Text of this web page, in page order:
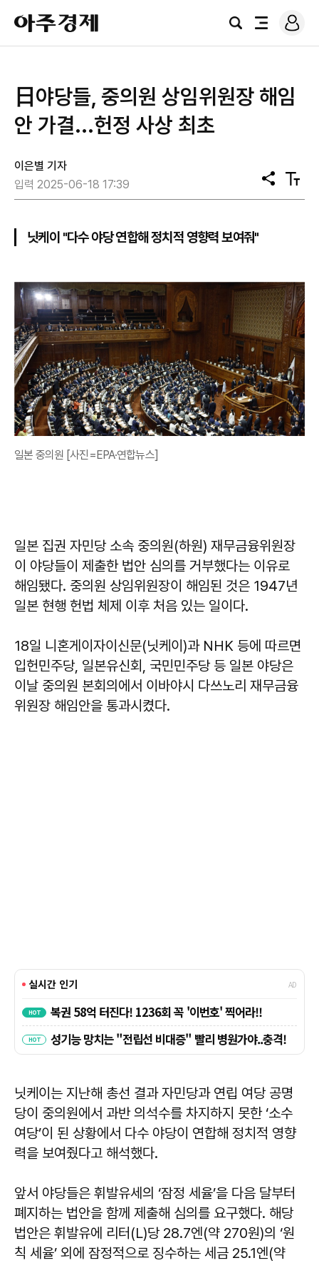
아
주
경
검
전
로
그
日야당들, 중의원 상임위원장 해임
안 가결...헌정 사상 최초
이은별 기자
입력 2025-06-18 17:39
공
유
텍
스
닛케이 "다수 야당 연합해 정치적 영향력 보여줘"
일본 중의원 [사진=EPA·연합뉴스]
일본 집권 자민당 소속 중의원(하원) 재무금융위원장
이 야당들이 제출한 법안 심의를 거부했다는 이유로
해임됐다. 중의원 상임위원장이 해임된 것은 1947년
일본 현행 헌법 체제 이후 처음 있는 일이다.
18일 니혼게이자이신문(닛케이)과 NHK 등에 따르면
입헌민주당, 일본유신회, 국민민주당 등 일본 야당은
이날 중의원 본회의에서 이바야시 다쓰노리 재무금융
위원장 해임안을 통과시켰다.
닛케이는 지난해 총선 결과 자민당과 연립 여당 공명
당이 중의원에서 과반 의석수를 차지하지 못한 ‘소수
여당’이 된 상황에서 다수 야당이 연합해 정치적 영향
력을 보여줬다고 해석했다.
앞서 야당들은 휘발유세의 ‘잠정 세율’을 다음 달부터
폐지하는 법안을 함께 제출해 심의를 요구했다. 해당
법안은 휘발유에 리터(L)당 28.7엔(약 270원)의 ‘원
칙 세율’ 외에 잠정적으로 징수하는 세금 25.1엔(약